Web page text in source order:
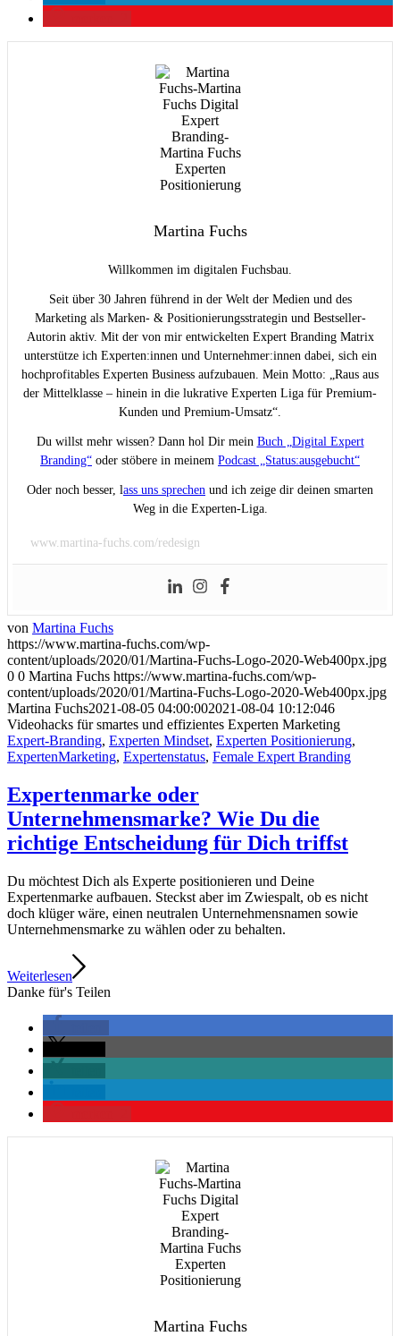
Martina Fuchs
Willkommen im digitalen Fuchsbau.
Seit über 30 Jahren führend in der Welt der Medien und des
Marketing als Marken- & Positionierungsstrategin und Bestseller-
Autorin aktiv. Mit der von mir entwickelten Expert Branding Matrix
unterstütze ich Experten:innen und Unternehmer:innen dabei, sich ein
hochprofitables Experten Business aufzubauen. Mein Motto: „Raus aus
der Mittelklasse – hinein in die lukrative Experten Liga für Premium-
Kunden und Premium-Umsatz“.
Du willst mehr wissen? Dann hol Dir mein Buch „Digital Expert
Branding“ oder stöbere in meinem Podcast „Status:ausgebucht“
Oder noch besser, lass uns sprechen und ich zeige dir deinen smarten
Weg in die Experten-Liga.
www.martina-fuchs.com/redesign
von Martina Fuchs
https://www.martina-fuchs.com/wp-
content/uploads/2020/01/Martina-Fuchs-Logo-2020-Web400px.jpg
0 0 Martina Fuchs https://www.martina-fuchs.com/wp-
content/uploads/2020/01/Martina-Fuchs-Logo-2020-Web400px.jpg
Martina Fuchs2021-08-05 04:00:002021-08-04 10:12:046
Videohacks für smartes und effizientes Experten Marketing
Expert-Branding, Experten Mindset, Experten Positionierung,
ExpertenMarketing, Expertenstatus, Female Expert Branding
Expertenmarke oder
Unternehmensmarke? Wie Du die
richtige Entscheidung für Dich triffst
Du möchtest Dich als Experte positionieren und Deine
Expertenmarke aufbauen. Steckst aber im Zwiespalt, ob es nicht
doch klüger wäre, einen neutralen Unternehmensnamen sowie
Unternehmensmarke zu wählen oder zu behalten.
Weiterlesen
Danke für's Teilen
Martina Fuchs